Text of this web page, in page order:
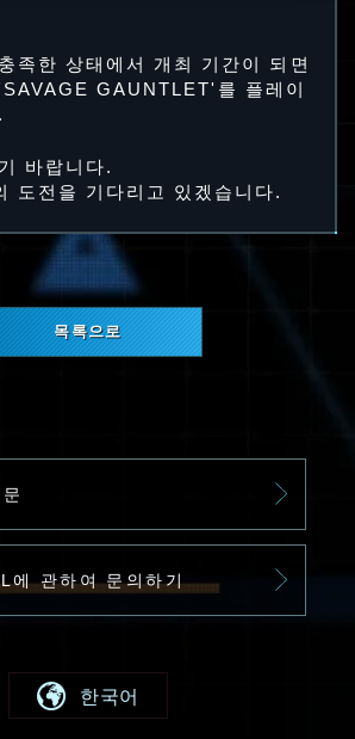
족한 상태에서 개최 기간이 되면
GAUNTLET'를 플레이
바랍니다.
도전을 기다리고 있겠습니다.
목록으로
에 관하여 문의하기
한국어